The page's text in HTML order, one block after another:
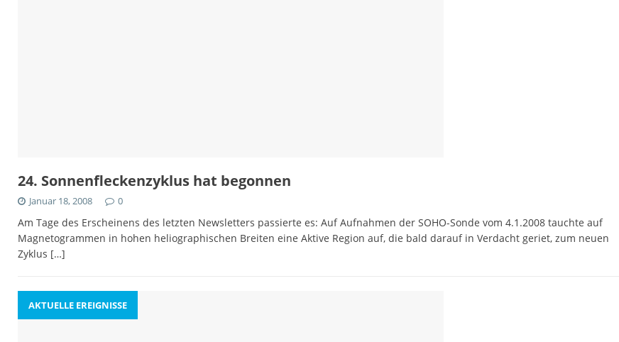
24. Sonnenfleckenzyklus hat begonnen
Januar 18, 2008 0
Am Tage des Erscheinens des letzten Newsletters passierte es: Auf Aufnahmen der SOHO-Sonde vom 4.1.2008 tauchte auf
Magnetogrammen in hohen heliographischen Breiten eine Aktive Region auf, die bald darauf in Verdacht geriet, zum neuen
Zyklus […]
AKTUELLE EREIGNISSE